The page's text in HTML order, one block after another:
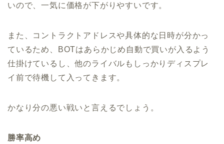
いので、一気に価格が下がりやすいです。
また、コントラクトアドレスや具体的な日時が分かっ
ているため、BOTはあらかじめ自動で買いが入るよう
仕掛けているし、他のライバルもしっかりディスプレ
イ前で待機して入ってきます。
かなり分の悪い戦いと言えるでしょう。
勝率高め